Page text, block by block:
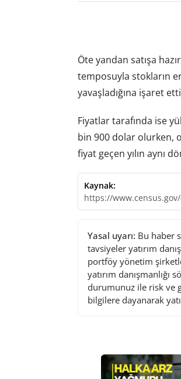
Öte yandan satışa
temposuyla stokların
yavaşladığına işaret
Fiyatlar tarafında ise
bin 900 dolar olurken,
fiyat geçen yılın aynı
Kaynak:
https://
Yasal uyarı: Bu haber
tavsiyeler yatırım
portföy yönetim
yatırım
durumunuz ile risk ve
bilgilere dayanarak